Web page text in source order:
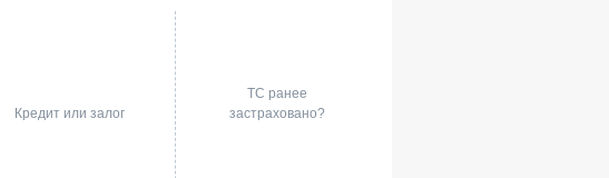
Кредит или залог
ТС ранее
застраховано?